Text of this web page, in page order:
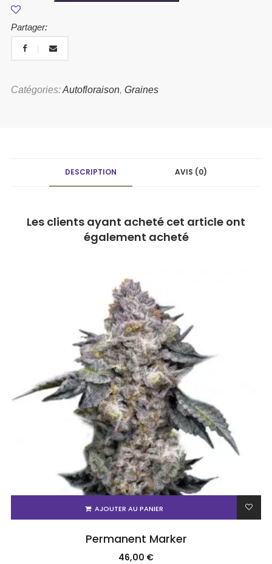
Partager:
Catégories:Autofloraison, Graines
DESCRIPTION AVIS (0)
Les clients ayant acheté cet article ont
également acheté
AJOUTER AU PANIER
Permanent Marker
46,00 €